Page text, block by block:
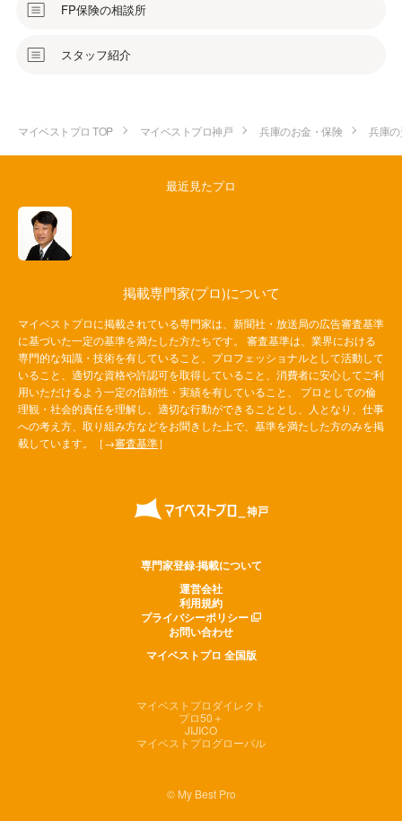
FP保険の相談所
スタッフ紹介
マイベストプロ TOP マイベストプロ神戸 兵庫のお金・保険 兵庫
最近見たプロ
掲載専門家(プロ)について
マイベストプロに掲載されている専門家は、新聞社・放送局の広告審査基準
に基づいた一定の基準を満たした方たちです。 審査基準は、業界における
専門的な知識・技術を有していること、プロフェッショナルとして活動して
いること、適切な資格や許認可を取得していること、消費者に安心してご利
用いただけるよう一定の信頼性・実績を有していること、 プロとしての倫
理観・社会的責任を理解し、適切な行動ができることとし、人となり、仕事
への考え方、取り組み方などをお聞きした上で、基準を満たした方のみを掲
載しています。［→審査基準］
専門家登録·掲載について
運営会社
利用規約
プライバシーポリシー
お問い合わせ
マイベストプロ 全国版
マイベストプロダイレクト
プロ50＋
JIJICO
マイベストプログローバル
© My Best Pro